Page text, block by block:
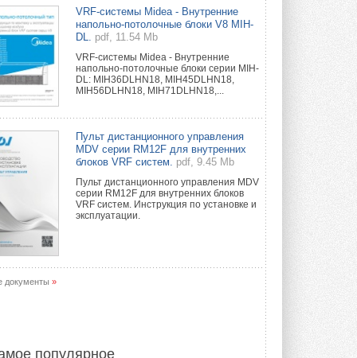
Уже через месяц в России
можно будет устанавливать
солнечные панели в МКД
С 1 сентября снимается запрет на
микрогенерацию в многоквартирных ...
30 ИЮЛЯ 2026
двигателями Sysimple TRS EC
Новинка от Системэйр —
прямоугольный канальный ...
30 ИЮЛЯ 2026
Краска для окон: как выбрать
состав, который не
растрескается после первой
30 ИЮЛЯ 2026
VRF-системы Midea - Внутренние
напольно-потолочные блоки V8 MIH-
DL.
pdf, 11.54 Mb
VRF-системы Midea - Внутренние
напольно-потолочные блоки серии MIH-
DL: MIH36DLHN18, MIH45DLHN18,
MIH56DLHN18, MIH71DLHN18,...
Пульт дистанционного управления
MDV серии RM12F для внутренних
блоков VRF систем.
pdf, 9.45 Mb
Пульт дистанционного управления MDV
серии RM12F для внутренних блоков
VRF систем. Инструкция по установке и
эксплуатации.
документы »
популярное